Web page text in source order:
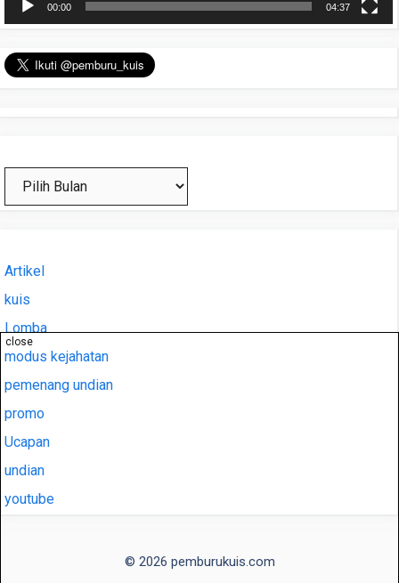
close
00:00 04:37
Arsip
Artikel
kuis
Lomba
modus kejahatan
pemenang undian
promo
Ucapan
undian
youtube
© 2026 pemburukuis.com